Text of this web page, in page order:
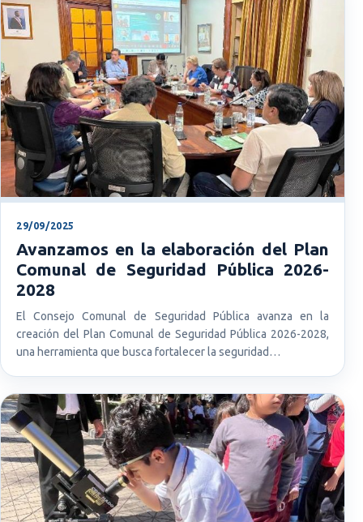
29/09/2025
Avanzamos en la elaboración del Plan
Comunal de Seguridad Pública 2026-
2028
El Consejo Comunal de Seguridad Pública avanza en la
creación del Plan Comunal de Seguridad Pública 2026-2028,
una herramienta que busca fortalecer la seguridad…